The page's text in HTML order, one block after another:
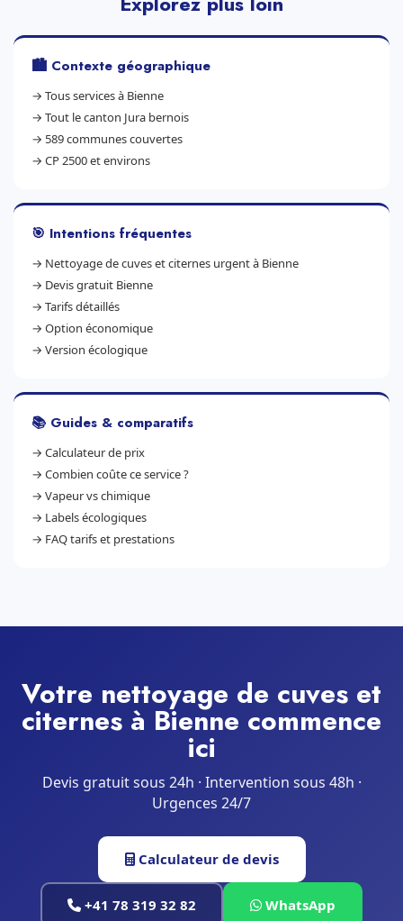
🏙️ Contexte géographique
→ Tous services à Bienne
→ Tout le canton Jura bernois
→ 589 communes couvertes
→ CP 2500 et environs
🎯 Intentions fréquentes
→ Nettoyage de cuves et citernes urgent à Bienne
→ Devis gratuit Bienne
→ Tarifs détaillés
→ Option économique
→ Version écologique
📚 Guides & comparatifs
→ Calculateur de prix
→ Combien coûte ce service ?
→ Vapeur vs chimique
→ Labels écologiques
→ FAQ tarifs et prestations
Votre nettoyage de cuves et
citernes à Bienne commence
ici
Devis gratuit sous 24h · Intervention sous 48h ·
Urgences 24/7
Calculateur de devis
+41 78 319 32 82 WhatsApp